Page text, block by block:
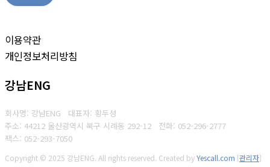
이용약관
개인정보처리방침
강남ENG
회사명: 강남ENG 대표자: 황두성
주소: 44212 울산광역시 북구 시례동 292-12 전화: 052-296-2777
팩스: 052-293-7050
Copyright © 2025 강남ENG. All rights reserved. Created byYescall.com [관리자]